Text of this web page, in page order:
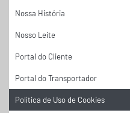
Nossa História
Nosso Leite
Portal do Cliente
Portal do Transportador
Política de Uso de Cookies